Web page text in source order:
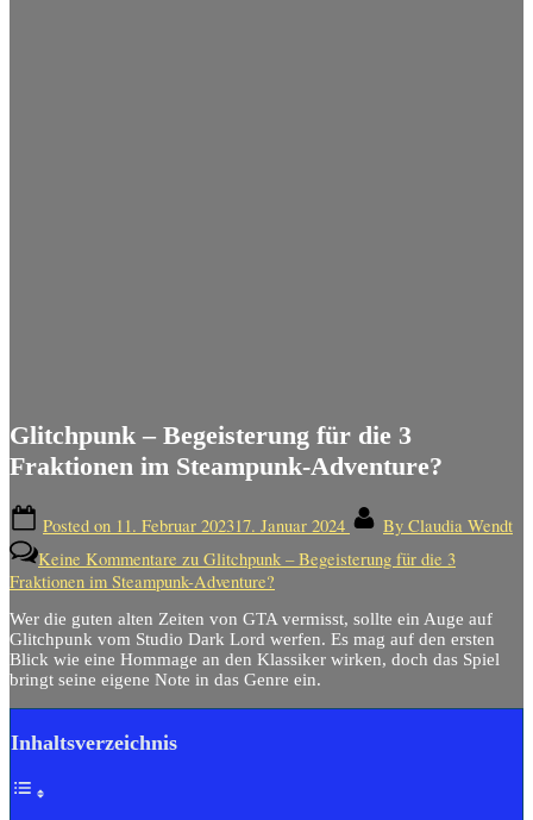
Glitchpunk – Begeisterung für die 3
Fraktionen im Steampunk-Adventure?
Posted on 11. Februar 202317. Januar 2024 By Claudia Wendt
Keine Kommentare zu Glitchpunk – Begeisterung für die 3
Fraktionen im Steampunk-Adventure?
Wer die guten alten Zeiten von GTA vermisst, sollte ein Auge auf
Glitchpunk vom Studio Dark Lord werfen. Es mag auf den ersten
Blick wie eine Hommage an den Klassiker wirken, doch das Spiel
bringt seine eigene Note in das Genre ein.
Inhaltsverzeichnis